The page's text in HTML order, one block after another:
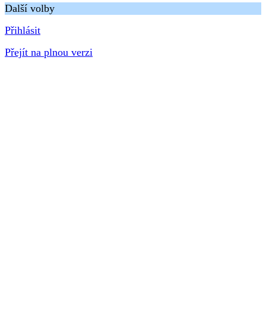
Další volby
Přihlásit
Přejít na plnou verzi